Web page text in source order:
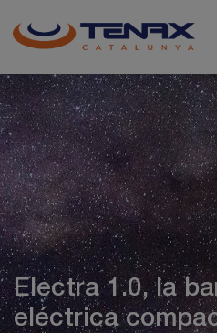
Electra 1.0, la
eléctrica